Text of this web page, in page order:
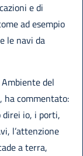
e di
ad esempio
le navi da
Ambiente del
ha commentato:
direi io, i porti,
l’attenzione
a terra,